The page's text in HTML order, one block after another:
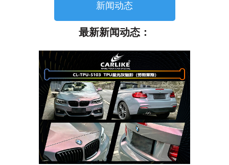
新闻动态
最新新闻动态：